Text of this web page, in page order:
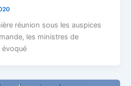
réunion sous les auspices
les ministres de
évoqué